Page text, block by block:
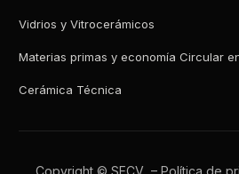
Vidrios y Vitrocerámicos
Materias primas y economía Circular
Cerámica Técnica